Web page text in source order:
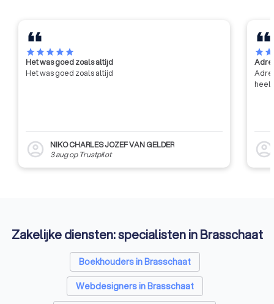
starstarstarstarstar
Het was goed zoals altijd
Het was goed zoals altijd
account_circle
NIKO CHARLES JOZEF VAN GELDER
3 augop Trustpilot
starstar
heel
account_circle
Zakelijke diensten: specialisten in Brasschaat
Boekhouders in Brasschaat
Webdesigners in Brasschaat